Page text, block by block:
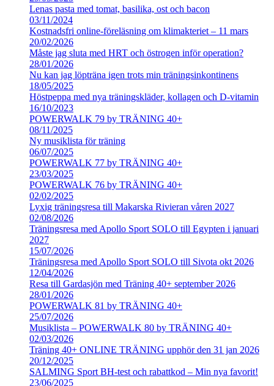
Lenas pasta med tomat, basilika, ost och bacon
03/11/2024
Kostnadsfri online-föreläsning om klimakteriet – 11 mars
20/02/2026
Måste jag sluta med HRT och östrogen inför operation?
28/01/2026
Nu kan jag löpträna igen trots min träningsinkontinens
18/05/2025
Höstpeppa med nya träningskläder, kollagen och D-vitamin
16/10/2023
POWERWALK 79 by TRÄNING 40+
08/11/2025
Ny musiklista för träning
06/07/2025
POWERWALK 77 by TRÄNING 40+
23/03/2025
POWERWALK 76 by TRÄNING 40+
02/02/2025
Lyxig träningsresa till Makarska Rivieran våren 2027
02/08/2026
Träningsresa med Apollo Sport SOLO till Egypten i januari
2027
15/07/2026
Träningsresa med Apollo Sport SOLO till Sivota okt 2026
12/04/2026
Resa till Gardasjön med Träning 40+ september 2026
28/01/2026
POWERWALK 81 by TRÄNING 40+
25/07/2026
Musiklista – POWERWALK 80 by TRÄNING 40+
02/03/2026
Träning 40+ ONLINE TRÄNING upphör den 31 jan 2026
20/12/2025
SALMING Sport BH-test och rabattkod – Min nya favorit!
23/06/2025